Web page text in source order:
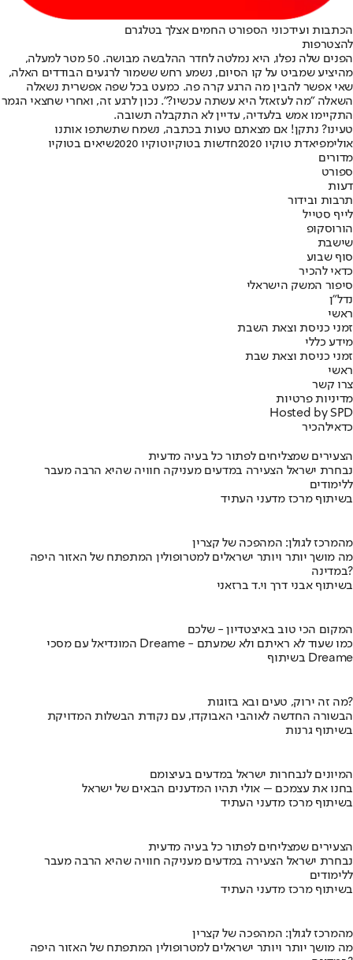
הכתבות ועידכוני הספורט החמים אצלך בטלגרם
להצטרפות
הפנים שלה נפלו, היא נמלטה לחדר ההלבשה מבושה. 50 מטר למעלה,
מהיציע שמביט על קו הסיום, נשמע רחש ששמור לרגעים הבודדים האלה,
שאי אפשר להבין מה הרגע קרה פה. כמעט בכל שפה אפשרית נשאלה
השאלה "מה לעזאזל היא עשתה עכשיו?". נכון לרגע זה, ואחרי שחצאי הגמר
התקיימו אמש בלעדיה, עדיין לא התקבלה תשובה.
טעינו? נתקן! אם מצאתם טעות בכתבה, נשמח שתשתפו אותנו
אולימפיאדת טוקיו 2020
חדשות בטוקיוטוקיו 2020
שיאים בטוקיו
מדורים
ספורט
דעות
תרבות ובידור
לייף סטייל
הורוסקופ
שישבת
סוף שבוע
כדאי להכיר
סיפור המשק הישראלי
נדל"ן
ראשי
זמני כניסת וצאת השבת
מידע כללי
זמני כניסת וצאת שבת
ראשי
צרו קשר
מדיניות פרטיות
Hosted by SPD
כדאילהכיר
הצעירים שמצליחים לפתור כל בעיה מדעית
נבחרת ישראל הצעירה במדעים מעניקה חוויה שהיא הרבה מעבר
ללימודים
בשיתוף מרכז מדעני העתיד
מהמרכז לגולן: המהפכה של קצרין
מה מושך יותר ויותר ישראלים למטרופולין המתפתח של האזור היפה
במדינה?
בשיתוף אבני דרך וי.ד ברזאני
המקום הכי טוב באיצטדיון - שלכם
המונדיאל עם מסכי Dreame - כמו שעוד לא ראיתם ולא שמעתם
בשיתוף Dreame
מה זה ירוק, טעים ובא בזוגות?
הבשורה החדשה לאוהבי האבוקדו, עם נקודת הבשלות המדויקת
בשיתוף גרנות
המיונים לנבחרות ישראל במדעים בעיצומם
בחנו את עצמכם – אולי תהיו המדענים הבאים של ישראל
בשיתוף מרכז מדעני העתיד
הצעירים שמצליחים לפתור כל בעיה מדעית
נבחרת ישראל הצעירה במדעים מעניקה חוויה שהיא הרבה מעבר
ללימודים
בשיתוף מרכז מדעני העתיד
מהמרכז לגולן: המהפכה של קצרין
מה מושך יותר ויותר ישראלים למטרופולין המתפתח של האזור היפה